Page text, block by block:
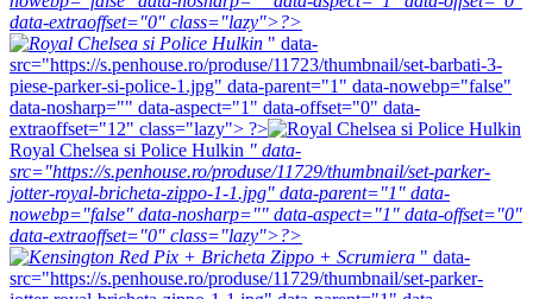
data-extraoffset="0" class="lazy">?>
" data-
src="https://s.penhouse.ro/produse/11723/thumbnail/set-barbati-3-
piese-parker-si-police-1.jpg" data-parent="1" data-nowebp="false"
data-nosharp="" data-aspect="1" data-offset="0" data-
extraoffset="12" class="lazy"> ?>
Royal Chelsea si Police Hulkin " data-
src="https://s.penhouse.ro/produse/11729/thumbnail/set-parker-
jotter-royal-bricheta-zippo-1-1.jpg" data-parent="1" data-
nowebp="false" data-nosharp="" data-aspect="1" data-offset="0"
data-extraoffset="0" class="lazy">?>
" data-
src="https://s.penhouse.ro/produse/11729/thumbnail/set-parker-